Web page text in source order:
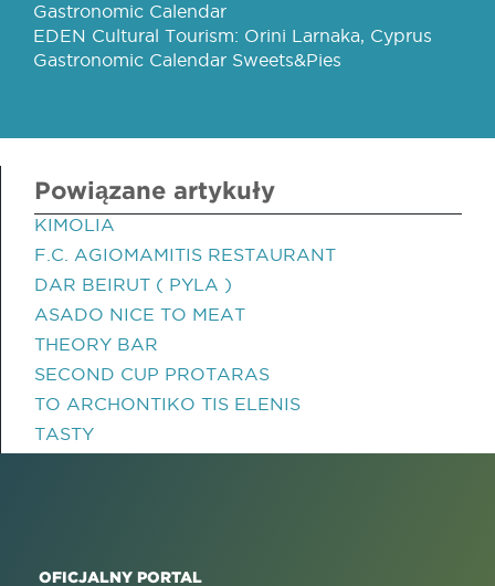
Gastronomic Calendar
EDEN Cultural Tourism: Orini Larnaka, Cyprus
Gastronomic Calendar Sweets&Pies
Powiązane artykuły
KIMOLIA
F.C. AGIOMAMITIS RESTAURANT
DAR BEIRUT ( PYLA )
ASADO NICE TO MEAT
THEORY BAR
SECOND CUP PROTARAS
TO ARCHONTIKO TIS ELENIS
TASTY
OFICJALNY PORTAL